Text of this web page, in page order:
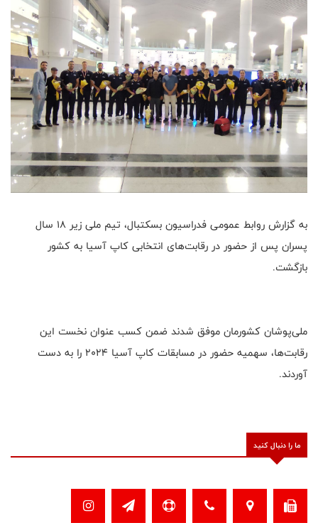
به گزارش روابط عمومی فدراسیون بسکتبال، تیم ملی زیر ۱۸ سال
پسران پس از حضور در رقابت‌های انتخابی کاپ آسیا به کشور
بازگشت.
ملی‌پوشان کشورمان موفق شدند ضمن کسب عنوان نخست این
رقابت‌ها، سهمیه حضور در مسابقات کاپ آسیا ۲۰۲۴ را به دست
آوردند.
ما را دنبال کنید